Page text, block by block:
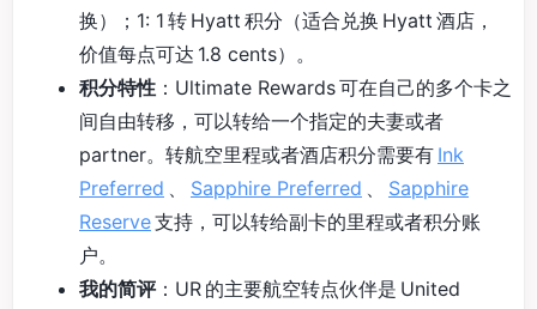
换）；1: 1 转 Hyatt 积分（适合兑换 Hyatt 酒店，
价值每点可达 1.8 cents）。
积分特性 ：Ultimate Rewards 可在自己的多个卡之
间自由转移，可以转给一个指定的夫妻或者
partner。转航空里程或者酒店积分需要有 Ink
Preferred 、 Sapphire Preferred 、 Sapphire
Reserve支持，可以转给副卡的里程或者积分账
户。
我的简评：UR 的主要航空转点伙伴是 United